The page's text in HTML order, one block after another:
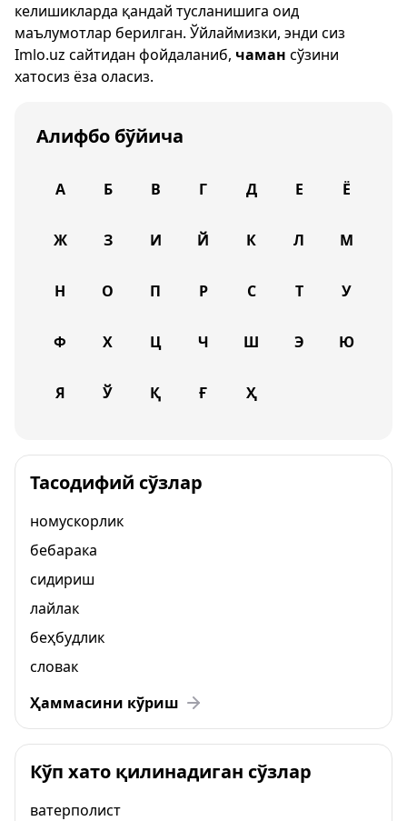
келишикларда қандай тусланишига оид
маълумотлар берилган. Ўйлаймизки, энди сиз
Imlo.uz сайтидан фойдаланиб, чаман сўзини
хатосиз ёза оласиз.
Алифбо бўйича
А Б В Г Д Е Ё
Ж З И Й К Л М
Н О П Р С Т У
Ф Х Ц Ч Ш Э Ю
Я Ў Қ Ғ Ҳ
Тасодифий сўзлар
номускорлик
бебарака
сидириш
лайлак
беҳбудлик
словак
Ҳаммасини кўриш
Кўп хато қилинадиган сўзлар
ватерполист